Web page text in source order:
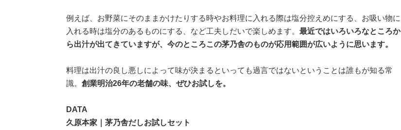
例えば、お野菜にそのままかけたりする時やお料理に入れる際は塩分控えめにする、お吸い物に
入れる時は塩分のあるものにする、など工夫しだいで楽しめます。 最近ではいろいろなところか
ら出汁が出てきていますが、今のところこの茅乃舎のものが応用範囲が広いように思います。
料理は出汁の良し悪しによって味が決まるといっても過言ではないということは誰もが知る常
識。 創業明治26年の老舗の味、ぜひお試しを。
DATA
久原本家｜茅乃舎だしお試しセット